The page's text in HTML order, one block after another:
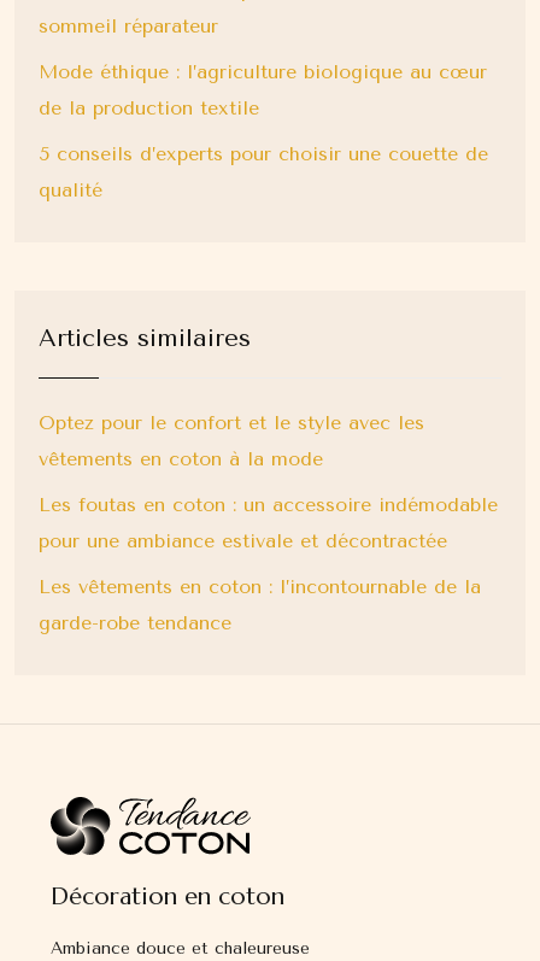
sommeil réparateur
Mode éthique : l’agriculture biologique au cœur
de la production textile
5 conseils d’experts pour choisir une couette de
qualité
Articles similaires
Optez pour le confort et le style avec les
vêtements en coton à la mode
Les foutas en coton : un accessoire indémodable
pour une ambiance estivale et décontractée
Les vêtements en coton : l’incontournable de la
garde-robe tendance
Décoration en coton
Ambiance douce et chaleureuse